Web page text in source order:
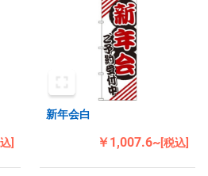
]
新年会白
￥1,007.6~[税込]